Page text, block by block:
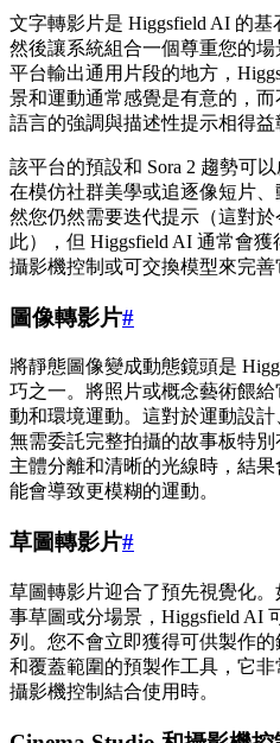
文字轉影片是 Higgsfield AI 的
然後讓系統組合一個尊重您的
平台輸出通用片段的地方，
景和運動通常感覺是有意的，
語言的強調與描述性提示相得益
該平台的預設和 Sora 2 趨勢可
在模仿社群美學或追逐像短片
然您仍然需要迭代提示（這對
此），但 Higgsfield AI 通常會
攝影機控制或可交換模型來完善
圖像轉影片#
將靜態圖像變成動態鏡頭是
巧之一。將照片或概念藝術餵
動和環境運動。這對於運動設
無需委託完整拍攝的故事板特
主體分離和清晰的光線時，結
能會導致更模糊的運動。
草圖轉影片#
草圖轉影片迎合了預先視覺化
事草圖或分場景，Higgsfield AI
列。您不會立即獲得可供製作
和覆蓋範圍的預製作工具，它
攝影機控制結合使用時。